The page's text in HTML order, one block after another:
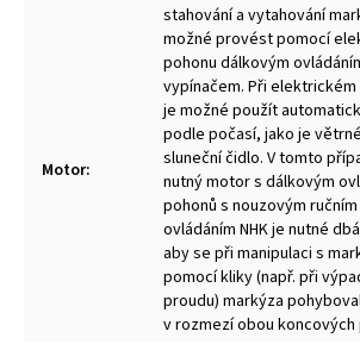
Motor:
stahování a vytahování
možné provést pomocí
pohonu dálkovým
vypínačem. Při elektrickém
je možné použít
podle počasí, jako je
sluneční čidlo. V tomto
nutný motor s dálkovým
pohonů s nouzovým ručním
ovládáním NHK je nutné
aby se při manipulaci s
pomocí kliky (např. při
proudu) markýza
v rozmezí obou koncových